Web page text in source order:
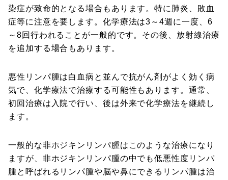
染症が致命的となる場合もあります。特に肺炎、敗血
症等に注意を要します。化学療法は3～4週に一度、6
～8回行われることが一般的です。その後、放射線治療
を追加する場合もあります。
悪性リンパ腫は白血病と並んで抗がん剤がよく効く病
気で、化学療法で治療する可能性もあります。通常、
初回治療は入院で行い、後は外来で化学療法を継続し
ます。
一般的な非ホジキンリンパ腫はこのような治療になり
ますが、非ホジキンリンパ腫の中でも低悪性度リンパ
腫と呼ばれるリンパ腫や脳や鼻にできるリンパ腫は治